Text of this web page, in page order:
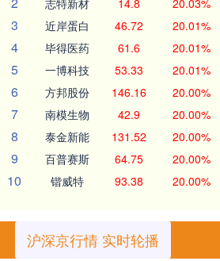
志特新材 14.8 20.03%
3 近岸蛋白 46.72 20.01%
4 毕得医药 61.6 20.01%
5 一博科技 53.33 20.01%
6 方邦股份 146.16 20.00%
7 南模生物 42.9 20.00%
8 泰金新能 131.52 20.00%
9 百普赛斯 64.75 20.00%
10 锴威特 93.38 20.00%
沪深京行情 实时轮播